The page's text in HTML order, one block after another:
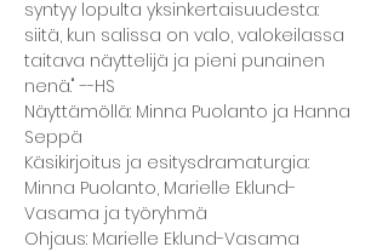
syntyy lopulta yksinkertaisuudesta:
siitä, kun salissa on valo, valokeilassa
taitava näyttelijä ja pieni punainen
nenä." --HS
Näyttämöllä: Minna Puolanto ja Hanna
Seppä
Käsikirjoitus ja esitysdramaturgia:
Minna Puolanto, Marielle Eklund-
Vasama ja työryhmä
Ohjaus: Marielle Eklund-Vasama